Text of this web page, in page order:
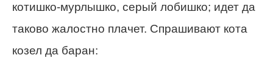
котишко-мурлышко, серый лобишко; идет да
таково жалостно плачет. Спрашивают кота
козел да баран: